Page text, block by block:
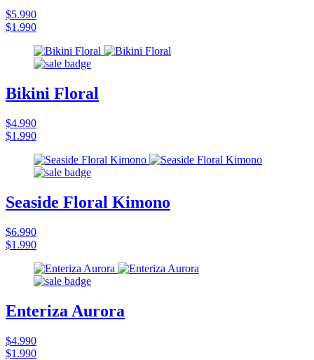
$5.990
$1.990
Bikini Floral
$4.990
$1.990
Seaside Floral Kimono
$6.990
$1.990
Enteriza Aurora
$4.990
$1.990